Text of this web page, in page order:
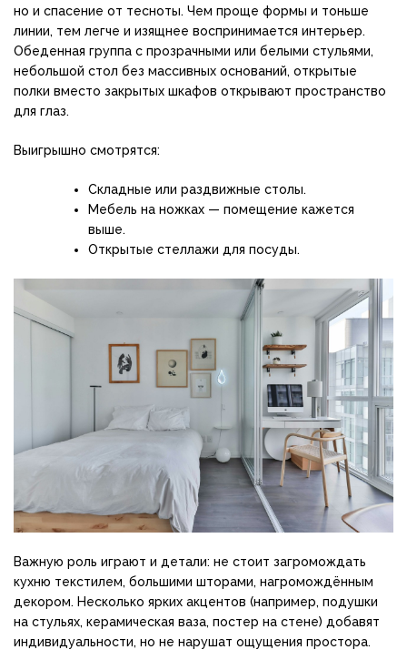
но и спасение от тесноты. Чем проще формы и тоньше
линии, тем легче и изящнее воспринимается интерьер.
Обеденная группа с прозрачными или белыми стульями,
небольшой стол без массивных оснований, открытые
полки вместо закрытых шкафов открывают пространство
для глаз.
Выигрышно смотрятся:
Складные или раздвижные столы.
Мебель на ножках — помещение кажется
выше.
Открытые стеллажи для посуды.
Важную роль играют и детали: не стоит загромождать
кухню текстилем, большими шторами, нагромождённым
декором. Несколько ярких акцентов (например, подушки
на стульях, керамическая ваза, постер на стене) добавят
индивидуальности, но не нарушат ощущения простора.